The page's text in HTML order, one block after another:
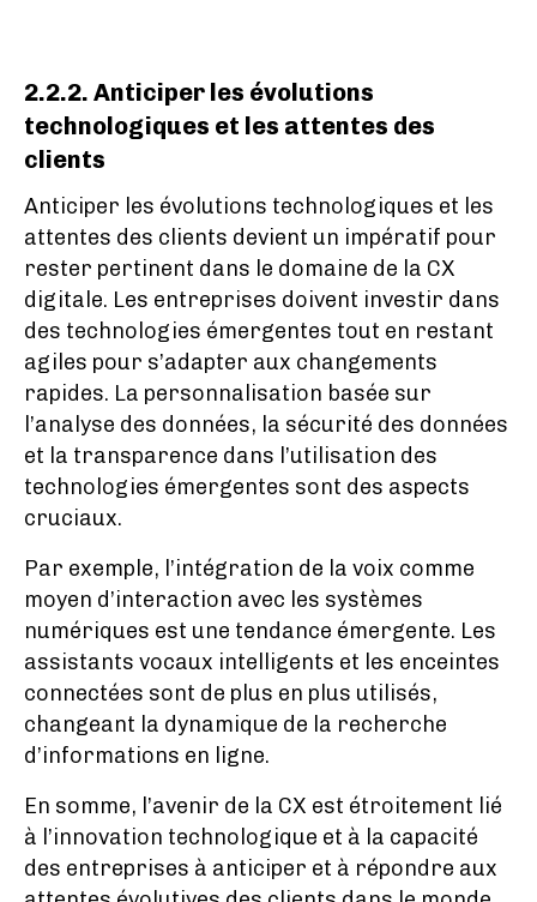
2.2.2. Anticiper les évolutions
technologiques et les attentes des
clients
Anticiper les évolutions technologiques et les
attentes des clients devient un impératif pour
rester pertinent dans le domaine de la CX
digitale. Les entreprises doivent investir dans
des technologies émergentes tout en restant
agiles pour s’adapter aux changements
rapides. La personnalisation basée sur
l’analyse des données, la sécurité des données
et la transparence dans l’utilisation des
technologies émergentes sont des aspects
cruciaux.
Par exemple, l’intégration de la voix comme
moyen d’interaction avec les systèmes
numériques est une tendance émergente. Les
assistants vocaux intelligents et les enceintes
connectées sont de plus en plus utilisés,
changeant la dynamique de la recherche
d’informations en ligne.
En somme, l’avenir de la CX est étroitement lié
à l’innovation technologique et à la capacité
des entreprises à anticiper et à répondre aux